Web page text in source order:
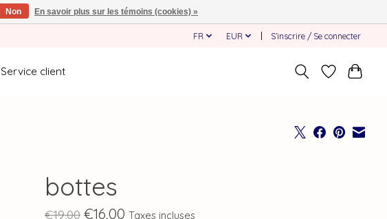
FR EUR S’inscrire / Se connecter
Service client
bottes
€19,00 €16,00 Taxes incluses
Non En savoir plus sur les témoins (cookies) »